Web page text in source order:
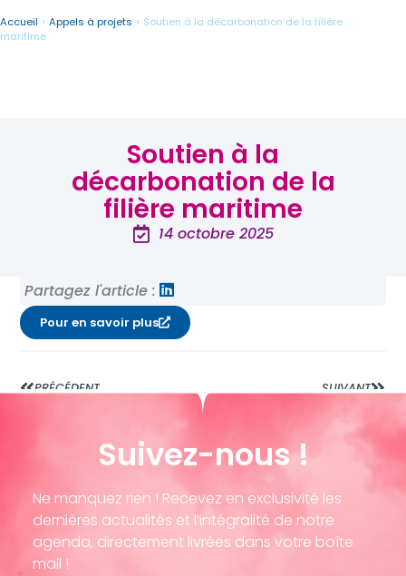
Accueil > Appels à projets > Soutien à la décarbonation de la filière
maritime
Soutien à la
décarbonation de la
filière maritime
14 octobre 2025
Partagez l'article :
Pour en savoir plus
PRÉCÉDENT SUIVANT
Suivez-nous !
Ne manquez rien ! Recevez en exclusivité les
dernières actualités et l’intégralité de notre
agenda, directement livrées dans votre boîte
mail !